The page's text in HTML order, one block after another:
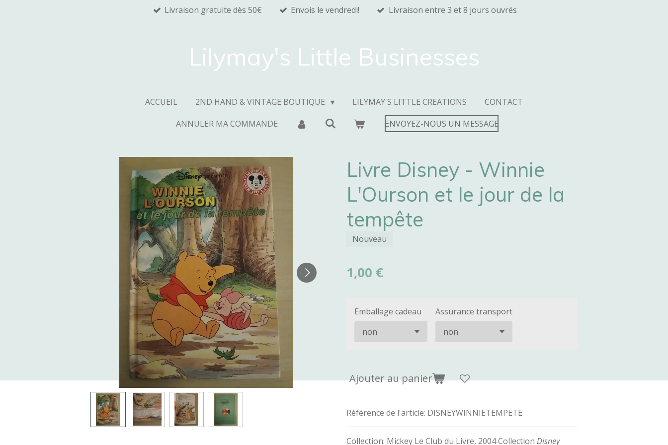
Livraison gratuite dès 50€ Envois le vendredi! Livraison entre 3 et 8 jours ouvrés
Lilymay's Little Businesses
ACCUEIL 2ND HAND & VINTAGE BOUTIQUE LILYMAY'S LITTLE CREATIONS
CONTACT
ANNULER MA COMMANDE
ENVOYEZ-NOUS UN MESSAGE
Livre Disney - Winnie
L'Ourson et le jour de la
tempête
Nouveau
1,00 €
Emballage cadeau Assurance transport
Ajouter au panier
Référence de l'article: DISNEYWINNIETEMPETE
Collection: Mickey Le Club du Livre, 2004 Collection Disney